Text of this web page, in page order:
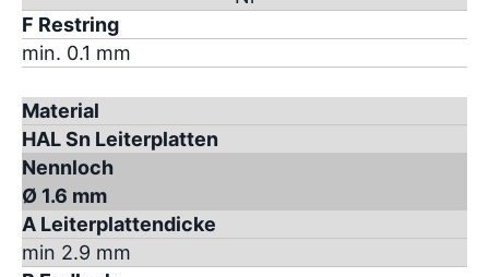
F Restring
min. 0.1 mm
Material
HAL Sn Leiterplatten
Nennloch
Ø 1.6 mm
A Leiterplattendicke
min 2.9 mm